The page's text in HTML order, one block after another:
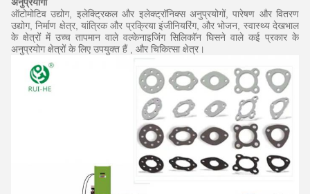
ऑटोमोटिव उद्योग, इलेक्ट्रिकल और इलेक्ट्रॉनिक्स अनुप्रयोगों, पारेषण और वितरण
उद्योग, निर्माण क्षेत्र, यांत्रिक और प्रक्रिया इंजीनियरिंग, और भोजन, स्वास्थ्य देखभाल
के क्षेत्रों में उच्च तापमान वाले वल्केनाइजिंग सिलिकॉन घिसने वाले कई प्रकार के
अनुप्रयोग क्षेत्रों के लिए उपयुक्त हैं ,
और चिकित्सा क्षेत्र।